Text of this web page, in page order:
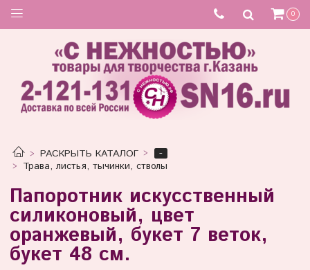
0
РАСКРЫТЬ КАТАЛОГ
-
Трава, листья, тычинки, стволы
Папоротник искусственный
силиконовый, цвет
оранжевый, букет 7 веток,
букет 48 см.
Товар отсутствует